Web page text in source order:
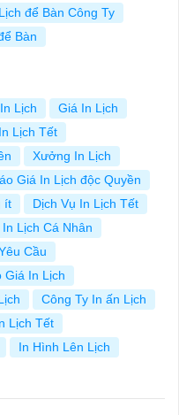
Lịch để Bàn Công Ty
Bàn
In Lịch
Giá In Lịch
Lịch Tết
Xưởng In Lịch
Giá In Lịch độc Quyền
ít
Dịch Vụ In Lịch Tết
In Lịch Cá Nhân
Cầu
Giá In Lịch
Công Ty In ấn Lịch
Lịch Tết
In Hình Lên Lịch